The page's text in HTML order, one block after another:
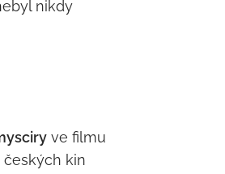
nikdy
ve filmu
českých kin